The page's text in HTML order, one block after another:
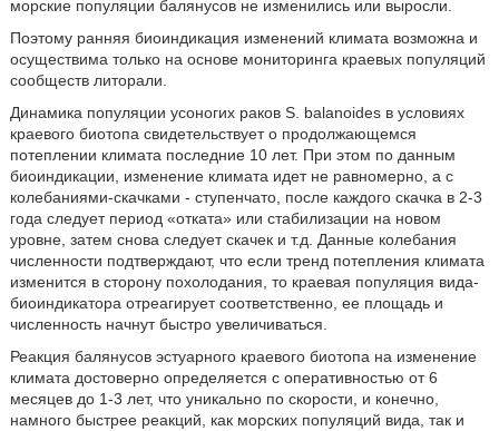
морские популяции балянусов не изменились или выросли.
Поэтому ранняя биоиндикация изменений климата возможна и
осуществима только на основе мониторинга краевых популяций
сообществ литорали.
Динамика популяции усоногих раков S. balanoides в условиях
краевого биотопа свидетельствует о продолжающемся
потеплении климата последние 10 лет. При этом по данным
биоиндикации, изменение климата идет не равномерно, а с
колебаниями-скачками - ступенчато, после каждого скачка в 2-3
года следует период «отката» или стабилизации на новом
уровне, затем снова следует скачек и т.д. Данные колебания
численности подтверждают, что если тренд потепления климата
изменится в сторону похолодания, то краевая популяция вида-
биоиндикатора отреагирует соответственно, ее площадь и
численность начнут быстро увеличиваться.
Реакция балянусов эстуарного краевого биотопа на изменение
климата достоверно определяется с оперативностью от 6
месяцев до 1-3 лет, что уникально по скорости, и конечно,
намного быстрее реакций, как морских популяций вида, так и